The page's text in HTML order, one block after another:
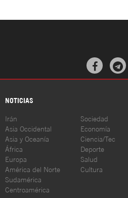
NOTICIAS
Irán
Asia Occidental
Asia y Oceanía
África
Europa
América del Norte
Sudamérica
Centroamérica
Sociedad
Economía
Ciencia/Tec
Deporte
Salud
Cultura